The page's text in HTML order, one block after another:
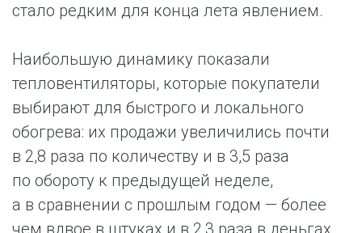
стало редким для конца лета явлением.
Наибольшую динамику показали
тепловентиляторы, которые покупатели
выбирают для быстрого и локального
обогрева: их продажи увеличились почти
в 2,8 раза по количеству и в 3,5 раза
по обороту к предыдущей неделе,
а в сравнении с прошлым годом — более
чем вдвое в штуках и в 2,3 раза в деньгах.